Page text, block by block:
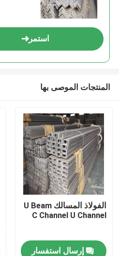
المنزل
استمر
المنتجات الموصى بها
الفولاذ المسالك U Beam
C Channel U Channel
إرسال استفسار